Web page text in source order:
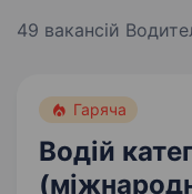
49 вакансій
Гаряча
Водій